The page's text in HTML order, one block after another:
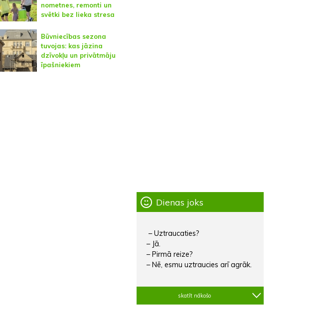
nometnes, remonti un
svētki bez lieka stresa
Būvniecības sezona
tuvojas: kas jāzina
dzīvokļu un privātmāju
īpašniekiem
Dienas joks
– Uztraucaties?
– Jā.
– Pirmā reize?
– Nē, esmu uztraucies arī agrāk.
skatīt nākošo